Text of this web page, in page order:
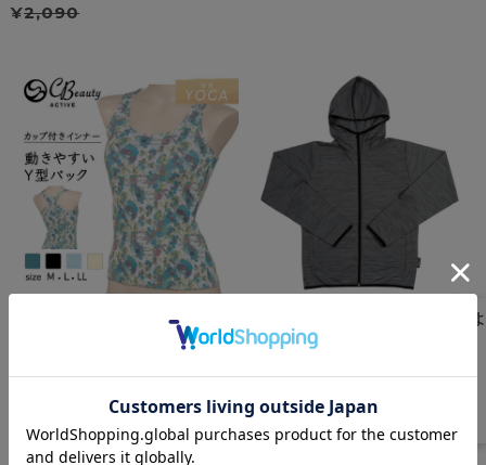
¥2,090
ト 背中Yバック カップ付イン
ナー
★★★★★
★★★★★5.0（1件） 2,200